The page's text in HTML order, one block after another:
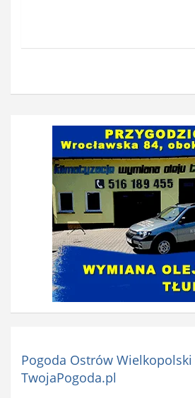
Pogoda Ostrów Wielkopolski
TwojaPogoda.pl